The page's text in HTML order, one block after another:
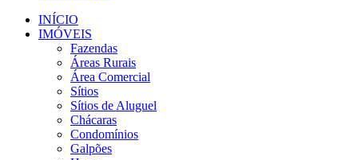
INÍCIO
IMÓVEIS
Fazendas
Áreas Rurais
Área Comercial
Sítios
Sítios de Aluguel
Chácaras
Condomínios
Galpões